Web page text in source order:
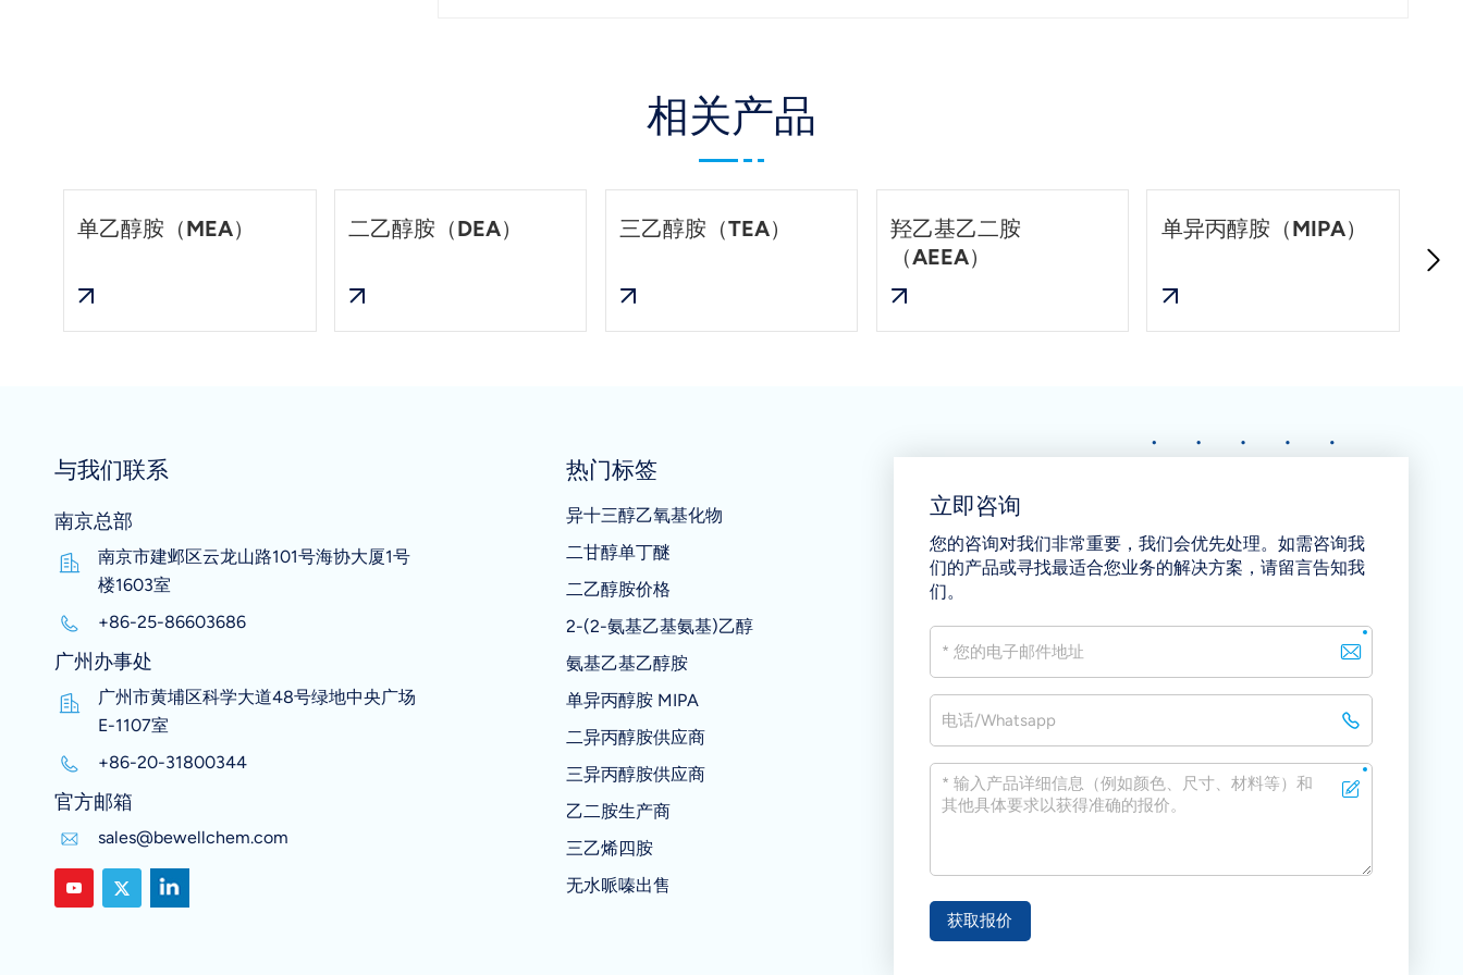
相关产品
单乙醇胺（MEA） 二乙醇胺（DEA） 三乙醇胺（TEA）
羟乙基乙二胺
（AEEA）
单异丙醇胺（MIPA）
与我们联系
南京总部
南京市建邺区云龙山路101号海协大厦1号
楼1603室
+86-25-86603686
广州办事处
广州市黄埔区科学大道48号绿地中央广场
E-1107室
+86-20-31800344
官方邮箱
sales@bewellchem.com
热门标签
异十三醇乙氧基化物
二甘醇单丁醚
二乙醇胺价格
2-(2-氨基乙基氨基)乙醇
氨基乙基乙醇胺
单异丙醇胺 MIPA
二异丙醇胺供应商
三异丙醇胺供应商
乙二胺生产商
三乙烯四胺
无水哌嗪出售
立即咨询
您的咨询对我们非常重要，我们会优先处理。如需咨询我
们的产品或寻找最适合您业务的解决方案，请留言告知我
们。
获取报价